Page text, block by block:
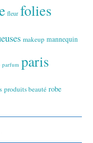
fleur folies
makeup mannequin
parfum paris
produits beauté robe